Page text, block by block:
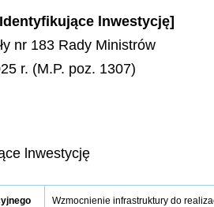
lnwestycję]
nr 183 Rady Ministrów
r. (M.P. poz. 1307)
lnwestycję
Wzmocnienie infrastruktury do